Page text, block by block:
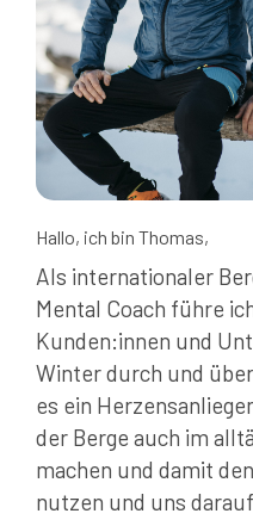
Hallo, ich bin Thomas,
Als internationaler
Mental Coach führe
Kunden:innen und
Winter durch und
es ein
der Berge auch im
machen und damit
nutzen und uns